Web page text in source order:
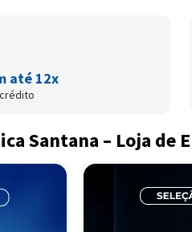
até 12x
Santana – Loja de